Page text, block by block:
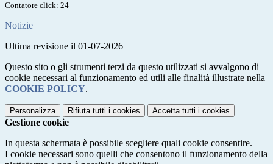
Contatore click: 24
Notizie
Ultima revisione il 01-07-2026
Questo sito o gli strumenti terzi da questo utilizzati si avvalgono di
cookie necessari al funzionamento ed utili alle finalità illustrate nella
COOKIE POLICY.
Personalizza Rifiuta tutti i cookies Accetta tutti i cookies
Gestione cookie
In questa schermata è possibile scegliere quali cookie consentire.
I cookie necessari sono quelli che consentono il funzionamento della